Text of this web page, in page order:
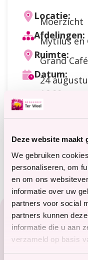
Deze website maakt
We gebruiken
personaliseren, om
en om ons
informatie over uw
partners voor social
partners kunnen
informatie die u aan
verzameld op basis
Locatie:
Moerzicht
Afdelingen:
Mytilus en
Ruimte:
Grand Café
Datum:
24
16:00 uur
Doelgroep:
Meer
Footer
Zorg in